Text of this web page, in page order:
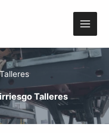
Talleres